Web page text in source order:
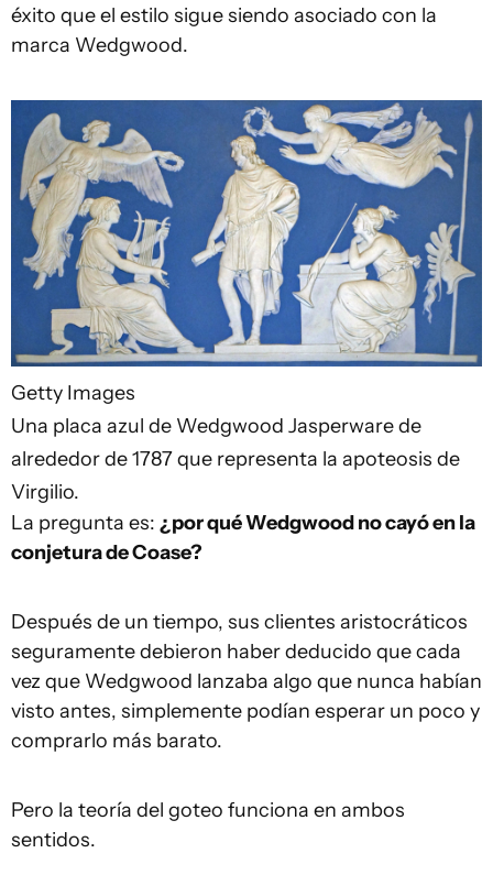
éxito que el estilo sigue siendo asociado con la
marca Wedgwood.
Getty Images
Una placa azul de Wedgwood Jasperware de
alrededor de 1787 que representa la apoteosis de
Virgilio.
La pregunta es: ¿por qué Wedgwood no cayó en la
conjetura de Coase?
Después de un tiempo, sus clientes aristocráticos
seguramente debieron haber deducido que cada
vez que Wedgwood lanzaba algo que nunca habían
visto antes, simplemente podían esperar un poco y
comprarlo más barato.
Pero la teoría del goteo funciona en ambos
sentidos.